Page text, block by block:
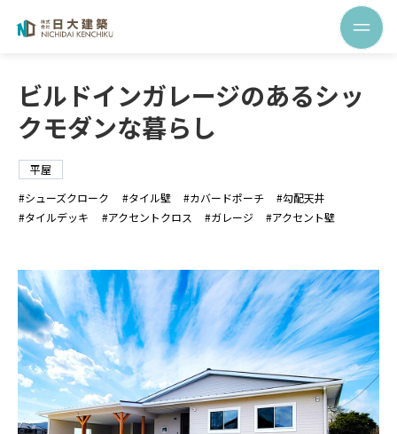
ビルドインガレージのあるシッ
クモダンな暮らし
平屋
シューズクローク
タイル壁 カバードポーチ
勾配天井
タイルデッキ
アクセントクロス ガレージ アクセント壁